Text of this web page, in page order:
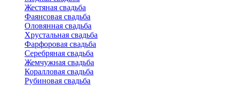
Жестяная свадьба
Фаянсовая свадьба
Оловянная свадьба
Хрустальная свадьба
Фарфоровая свадьба
Серебряная свадьба
Жемчужная свадьба
Коралловая свадьба
Рубиновая свадьба